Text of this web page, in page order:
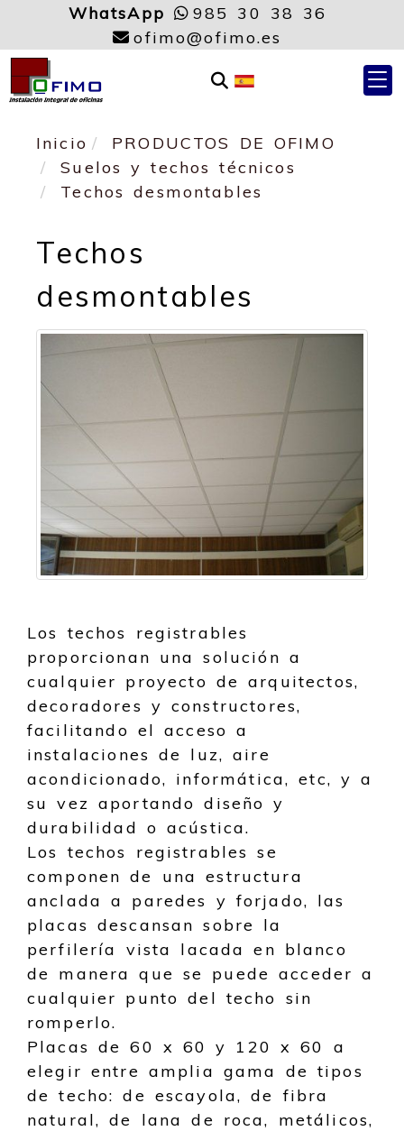
WhatsApp
985 30 38 36
ofimo
ofimo.es
Inicio
PRODUCTOS DE OFIMO
Suelos y techos técnicos
Techos desmontables
Techos
desmontables
Los techos registrables
proporcionan una solución a
cualquier proyecto de arquitectos,
decoradores y constructores,
facilitando el acceso a
instalaciones de luz, aire
acondicionado, informática, etc, y a
su vez aportando diseño y
durabilidad o acústica.
Los techos registrables se
componen de una estructura
anclada a paredes y forjado, las
placas descansan sobre la
perfilería vista lacada en blanco
de manera que se puede acceder a
cualquier punto del techo sin
romperlo.
Placas de 60 x 60 y 120 x 60 a
elegir entre amplia gama de tipos
de techo: de escayola, de fibra
natural, de lana de roca, metálicos,